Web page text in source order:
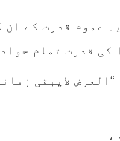
عموم قدرت کے ان
کی قدرت تمام
لایبقی
،